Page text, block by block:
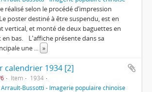
réalisé selon le procédé d’impression
poster destiné à être suspendu, est en
vertical, et monté de deux baguettes en
en bas. L'affiche présente dans sa
une ... »
calendrier 1934 [2]
Item
1934
Bussotti - Imagerie populaire chinoise